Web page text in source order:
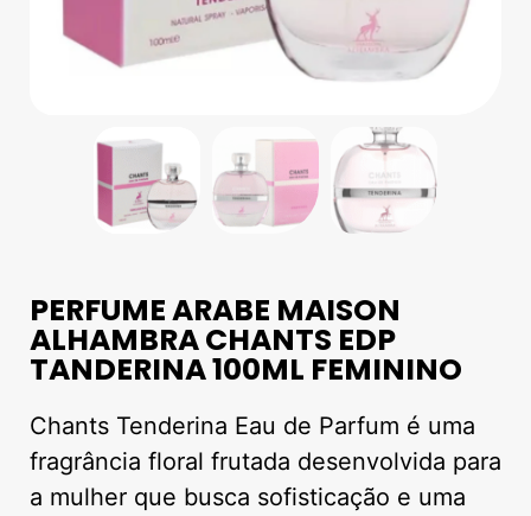
PERFUME ARABE MAISON
ALHAMBRA CHANTS EDP
TANDERINA 100ML FEMININO
Chants Tenderina Eau de Parfum é uma
fragrância floral frutada desenvolvida para
a mulher que busca sofisticação e uma